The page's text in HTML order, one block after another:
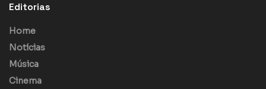
Editorias
Home
Notícias
Música
Cinema